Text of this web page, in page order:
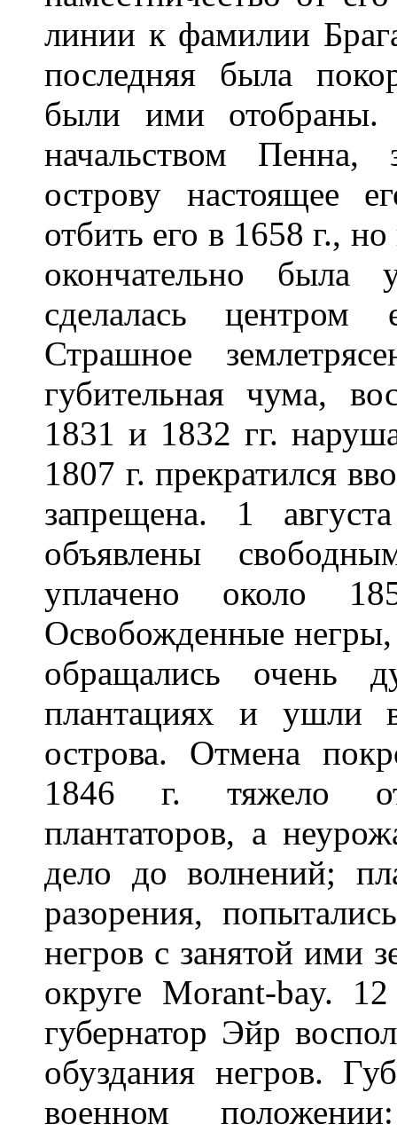
линии к фамилии
последняя была
были ими
начальством
острову настоящее
отбить его в 1658 г.,
окончательно была
сделалась центром
Страшное
губительная чума,
1831 и 1832 гг.
1807 г. прекратился
запрещена. 1
объявлены
уплачено около
Освобожденные
обращались очень
плантациях и ушли
острова. Отмена
1846 г. тяжело
плантаторов, а
дело до волнений;
разорения,
негров с занятой ими
округе Morant-bay.
губернатор Эйр
обуздания негров.
военном